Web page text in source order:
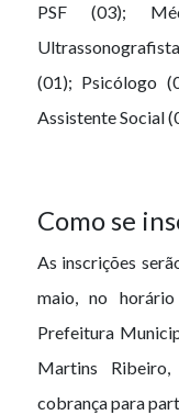
PSF (03);
(01); Psicólogo
Assistente Social
Como se
As inscrições
maio, no
Prefeitura
Martins
cobrança para